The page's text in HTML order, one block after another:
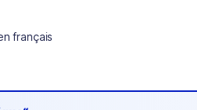
français